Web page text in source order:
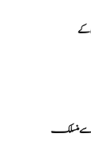
کے
سے منسلک